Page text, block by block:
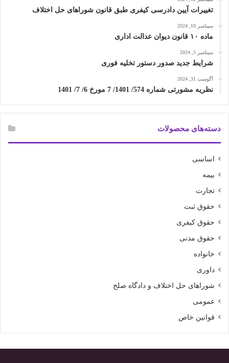
تغییرات آیین دادرسی کیفری طبق قانون شوراهای حل اختلاف
سپتامبر 10, 2024
ماده ۱۰ قانون دیوان عدالت اداری
سپتامبر 5, 2024
شرایط جدید صدور دستور تخلیه فوری
آگوست 31, 2024
نظریه مشورتی شماره 574/ 1401/ 7 مورخ 6/ 7/ 1401
دسته‌های محصولات
اساسی
بیمه
تجارت
حقوق ثبت
حقوق کیفری
حقوق مدنی
خانواده
داوری
شوراهای حل اختلاف و دادگاه صلح
عمومی
قوانین خاص